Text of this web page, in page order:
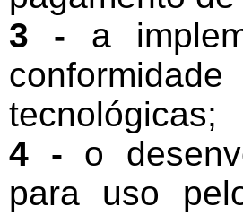
3 - a
tecnológicas;
4 - o
para uso